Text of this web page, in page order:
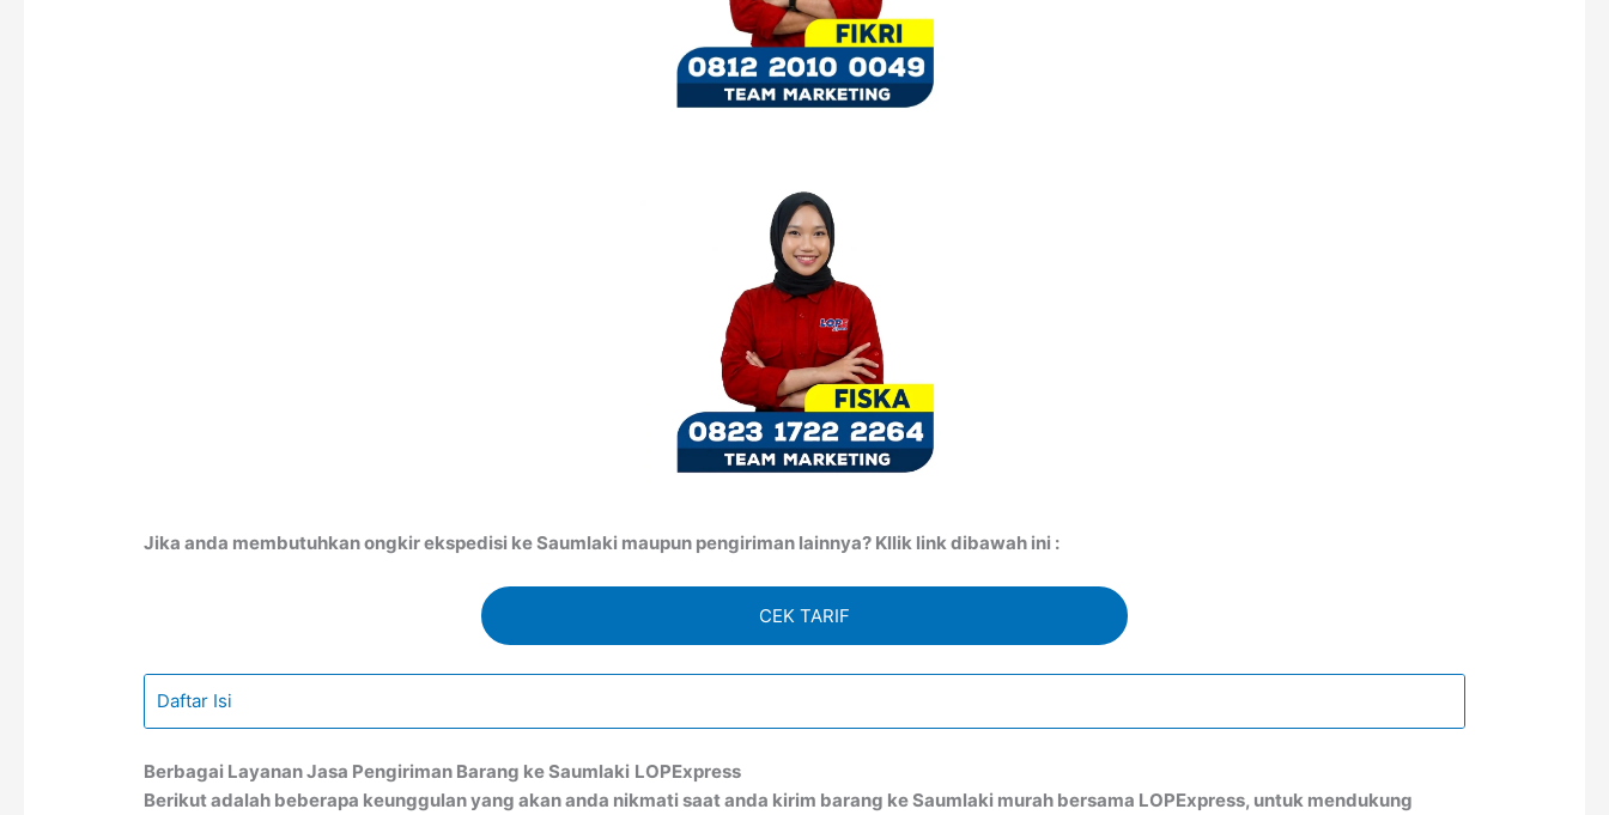
Jika anda membutuhkan ongkir ekspedisi ke Saumlaki maupun pengiriman lainnya? Kllik link dibawah ini :
CEK TARIF
Daftar Isi
Berbagai Layanan Jasa Pengiriman Barang ke Saumlaki LOPExpress
Berikut adalah beberapa keunggulan yang akan anda nikmati saat anda kirim barang ke Saumlaki murah bersama LOPExpress, untuk mendukung